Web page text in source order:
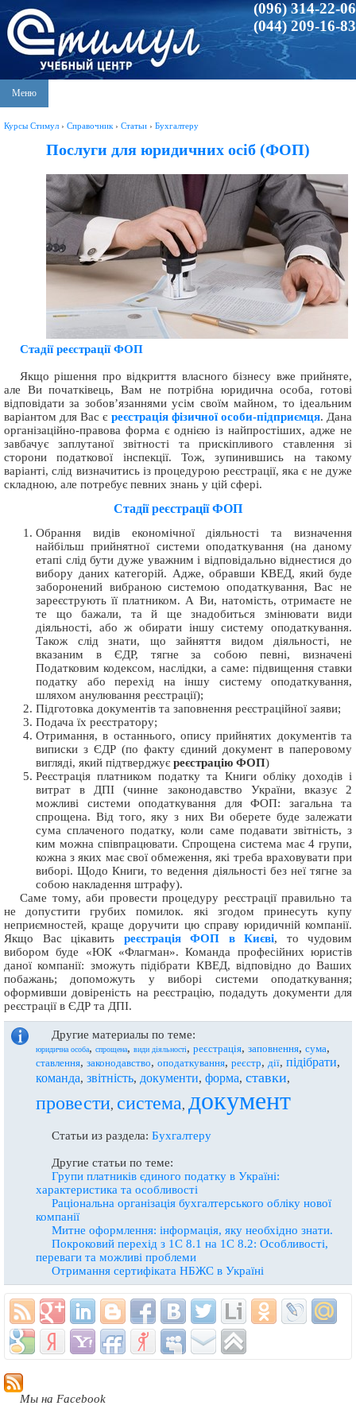
(096) 314-22-06
(044) 209-16-83
Меню
Курсы Стимул › Справочник › Статьи › Бухгалтеру
Послуги для юридичних осіб (ФОП)
Стадії реєстрації ФОП
Якщо рішення про відкриття власного бізнесу вже прийняте,
але Ви початківець, Вам не потрібна юридична особа, готові
відповідати за зобов’язаннями усім своїм майном, то ідеальним
варіантом для Вас є реєстрація фізичної особи-підприємця. Дана
організаційно-правова форма є однією із найпростіших, адже не
завбачує заплутаної звітності та прискіпливого ставлення зі
сторони податкової інспекції. Тож, зупинившись на такому
варіанті, слід визначитись із процедурою реєстрації, яка є не дуже
складною, але потребує певних знань у цій сфері.
Стадії реєстрації ФОП
Обрання видів економічної діяльності та визначення
найбільш прийнятної системи оподаткування (на даному
етапі слід бути дуже уважним і відповідально віднестися до
вибору даних категорій. Адже, обравши КВЕД, який буде
заборонений вибраною системою оподаткування, Вас не
зареєструють її платником. А Ви, натомість, отримаєте не
те що бажали, та й ще знадобиться змінювати види
діяльності, або ж обирати іншу систему оподаткування.
Також слід знати, що зайняття видом діяльності, не
вказаним в ЄДР, тягне за собою певні, визначені
Податковим кодексом, наслідки, а саме: підвищення ставки
податку або перехід на іншу систему оподаткування,
шляхом анулювання реєстрації);
Підготовка документів та заповнення реєстраційної заяви;
Подача їх реєстратору;
Отримання, в останнього, опису прийнятих документів та
виписки з ЄДР (по факту єдиний документ в паперовому
вигляді, який підтверджує реєстрацію ФОП)
Реєстрація платником податку та Книги обліку доходів і
витрат в ДПІ (чинне законодавство України, вказує 2
можливі системи оподаткування для ФОП: загальна та
спрощена. Від того, яку з них Ви оберете буде залежати
сума сплаченого податку, коли саме подавати звітність, з
ким можна співпрацювати. Спрощена система має 4 групи,
кожна з яких має свої обмеження, які треба враховувати при
виборі. Щодо Книги, то ведення діяльності без неї тягне за
собою накладення штрафу).
Саме тому, аби провести процедуру реєстрації правильно та
не допустити грубих помилок. які згодом принесуть купу
неприємностей, краще доручити цю справу юридичній компанії.
Якщо Вас цікавить реєстрація ФОП в Києві, то чудовим
вибором буде «ЮК «Флагман». Команда професійних юристів
даної компанії: зможуть підібрати КВЕД, відповідно до Ваших
побажань; допоможуть у виборі системи оподаткування;
оформивши довіреність на реєстрацію, подадуть документи для
реєстрації в ЄДР та ДПІ.
Другие материалы по теме:
юридична особа, спрощена, види діяльності, реєстрація, заповнення, сума,
ставлення, законодавство, оподаткування, реєстр, дії, підібрати,
команда, звітність, документи, форма, ставки,
провести, система, документ
Статьи из раздела: Бухгалтеру
Другие статьи по теме:
Групи платникiв єдиного податку в Україні:
характеристика та особливостi
Раціональна організація бухгалтерського обліку нової
компанії
Митне оформлення: інформація, яку необхідно знати.
Покроковий перехід з 1С 8.1 на 1С 8.2: Особливості,
переваги та можливі проблеми
Отримання сертифіката НБЖС в Україні
Мы на Facebook